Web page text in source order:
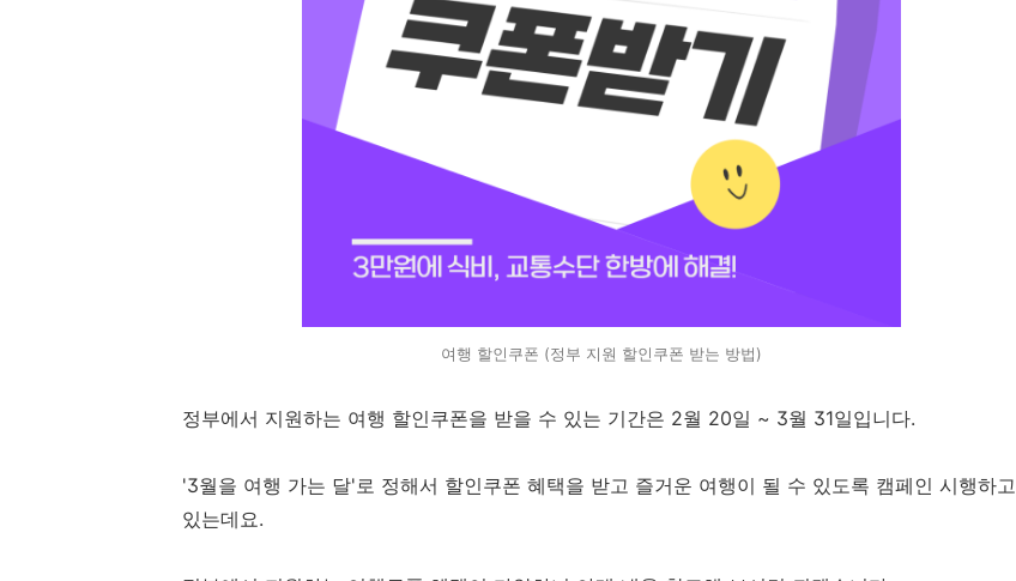
여행 할인쿠폰 (정부 지원 할인쿠폰 받는 방법)
정부에서 지원하는 여행 할인쿠폰을 받을 수 있는 기간은 2월 20일 ~ 3월 31일입니다.
'3월을 여행 가는 달'로 정해서 할인쿠폰 혜택을 받고 즐거운 여행이 될 수 있도록 캠페인 시행하고
있는데요.